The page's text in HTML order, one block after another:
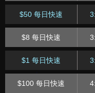
$55 五万起始筹码赛
$5.50 五万起始筹码
赛
$30 超深筹快速特别
赛
$2 每日急速
$100 每日急速
$30 每日急速
$8 每日急速
$50 每日快速
$8 每日快速
$1 每日快速
$100 每日快速